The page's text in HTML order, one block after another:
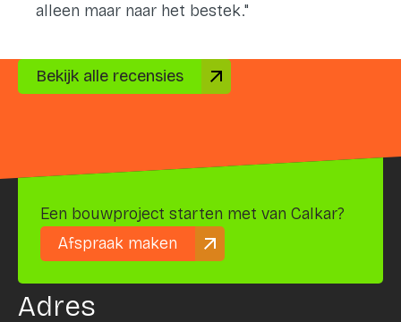
alleen maar naar het bestek."
Bekijk alle recensies
Een bouwproject starten met van Calkar?
Afspraak maken
Adres